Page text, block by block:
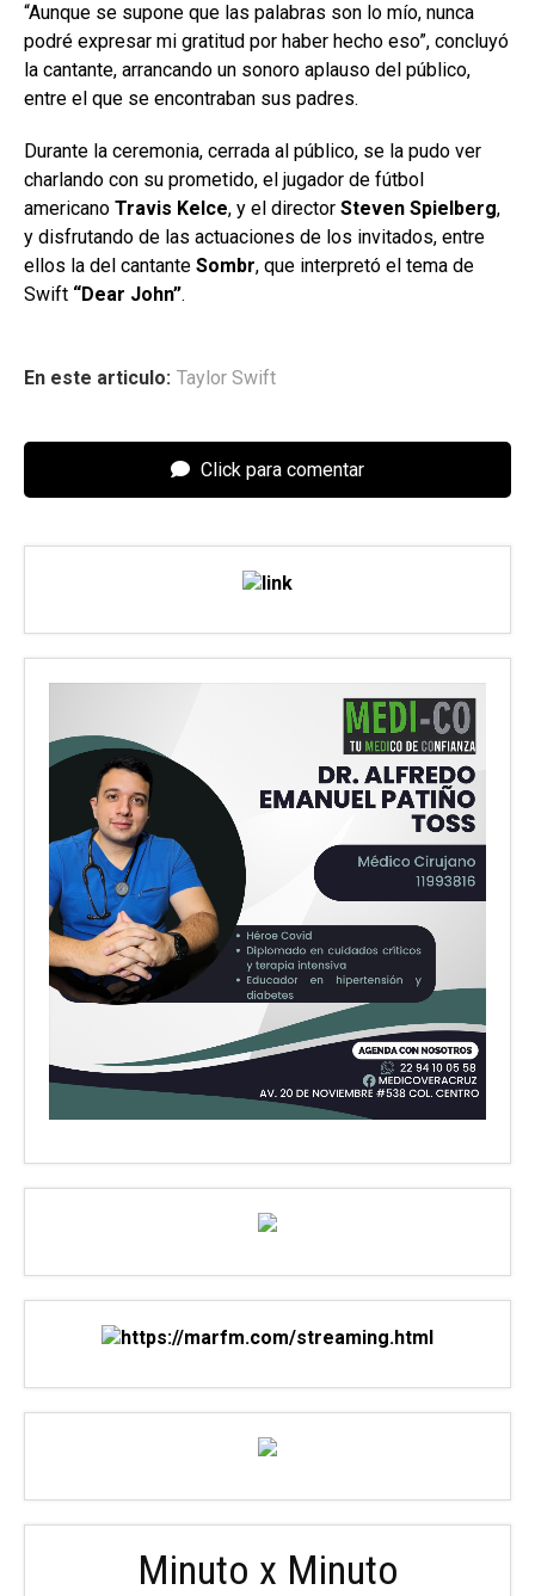
“Aunque se supone que las palabras son lo mío, nunca
podré expresar mi gratitud por haber hecho eso”, concluyó
la cantante, arrancando un sonoro aplauso del público,
entre el que se encontraban sus padres.
Durante la ceremonia, cerrada al público, se la pudo ver
charlando con su prometido, el jugador de fútbol
americano Travis Kelce, y el director Steven Spielberg,
y disfrutando de las actuaciones de los invitados, entre
ellos la del cantante Sombr, que interpretó el tema de
Swift “Dear John”.
En este articulo: Taylor Swift
Click para comentar
Minuto x Minuto